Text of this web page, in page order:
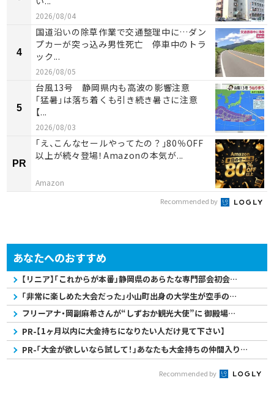
2026/08/04
4
国道沿いの除草作業で交通整理中に…ダン
プカーが突っ込み男性死亡 停車中のトラ
ック...
2026/08/05
5
台風13号 静岡県内も高波の影響注意
「猛暑」は落ち着くも引き続き暑さに注意
【...
2026/08/03
PR
「え、こんなセールやってたの？」80％OFF
以上が続々登場！Amazonの本気が...
Amazon
Recommended by
あなたへのおすすめ
【リニア】「これからが本番」静岡県のあらたな専門部会初会合 JR東海の対策や影響...
「非常に楽しめた大会だった」小山町出身の大学生が空手の全国大会2連覇を知事に報告...
フリーアナ・岡副麻希さんが“しずおか観光大使”に 御殿場に移住し子育て「楽しいと...
PR-【1ヶ月以内に大金持ちになりたい人だけ見て下さい】
PR-
「大金が欲しいなら試して！」あなたも大金持ちの仲間入りです。
Recommended by